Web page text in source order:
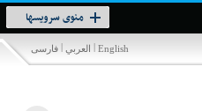
منوی سرویسها
Toggle
navigation
فارسی | العربي | English